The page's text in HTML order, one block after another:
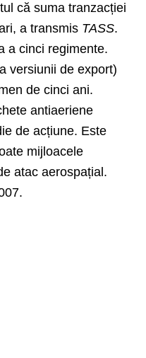
că suma tranzacției
a transmis TASS.
a cinci regimente.
versiunii de export)
de cinci ani.
antiaeriene
de acțiune. Este
mijloacele
atac aerospațial.